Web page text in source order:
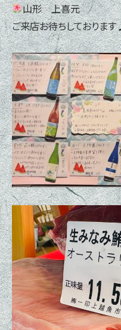
山形 上喜元
ご来店お待ちしておりま